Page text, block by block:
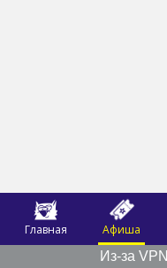
Главная Афиша
Из-за